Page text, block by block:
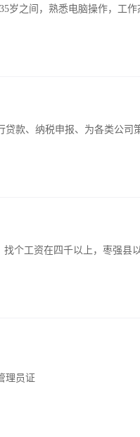
岁之间，熟悉电脑操作，工
款、纳税申报、为各类公司
个工资在四千以上，枣强县
理员证